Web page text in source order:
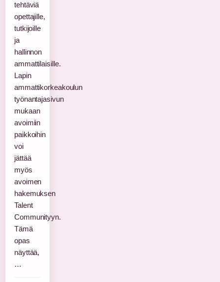
tehtäviä
opettajille,
tutkijoille
ja
hallinnon
ammattilaisille.
Lapin
ammattikorkeakoulun
työnantajasivun
mukaan
avoimiin
paikkoihin
voi
jättää
myös
avoimen
hakemuksen
Talent
Communityyn.
Tämä
opas
näyttää,
…